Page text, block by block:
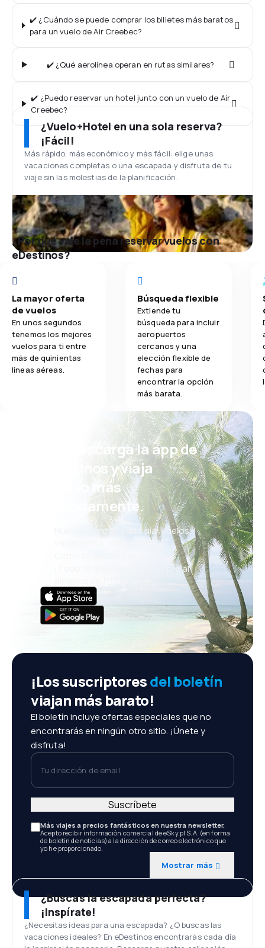
✔️ ¿Cuándo se puede comprar los billetes más baratos
para un vuelo de Air Creebec?
✔️ ¿Qué aerolínea operan en rutas similares?
✔️ ¿Puedo reservar un hotel junto con un vuelo de Air
Creebec?
¿Vuelo+Hotel en una sola reserva?
¡Fácil!
Más rápido, más económico y más fácil: elige unas
vacaciones completas o una escapada y disfruta de tu
viaje sin las molestias de la planificación.
¿Por qué vale la pena reservar vuelos con
eDestinos?
La mayor oferta
de vuelos
En unos segundos
tenemos los mejores
vuelos para ti entre
más de quinientas
líneas aéreas.
Búsqueda flexible
Extiende tu
búsqueda para incluir
aeropuertos
cercanos y una
elección flexible de
fechas para
encontrar la opción
más barata.
¡Eh! Descarga la app de
eDestinos y viaja
incluso más
cómodamente.
Nuevas ofertas cada día: vuelos,
vacaciones, escapadas
Cómoda gestión de reservas
¡Todo lo que importa, siempre al
¡Los suscriptoresdel boletín
viajan más barato!
El boletín incluye ofertas especiales que no
encontrarás en ningún otro sitio. ¡Únete y
disfruta!
Tu dirección de email
Más viajes a precios fantásticos en nuestra newsletter.
Acepto recibir información comercial de eSky.pl S.A. (en forma
de boletín de noticias) a la dirección de correo electrónico que
yo he proporcionado.
Mostrar más
Suscríbete
¿Buscas la escapada perfecta?
¡Inspírate!
¿Necesitas ideas para una escapada? ¿O buscas las
vacaciones ideales? En eDestinos encontrarás cada día